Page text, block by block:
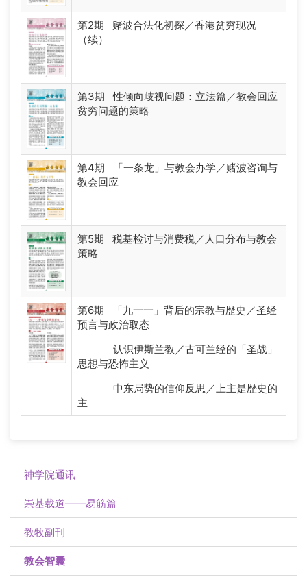
第2期 赌波合法化初探／香港贫穷现况
（续）
第3期 性倾向歧视问题：立法篇／教会回应
贫穷问题的策略
第4期 「一条龙」与教会办学／赌波咨询与
教会回应
第5期 税基检讨与消费税／人口分布与教会
策略
第6期 「九一一」背后的宗教与歴史／圣经
预言与政治取态
认识伊斯兰教／古可兰经的「圣战」
思想与恐怖主义
中东局势的信仰反思／上主是歴史的
主
神学院通讯
崇基载道——易筋篇
教牧副刊
教会智囊